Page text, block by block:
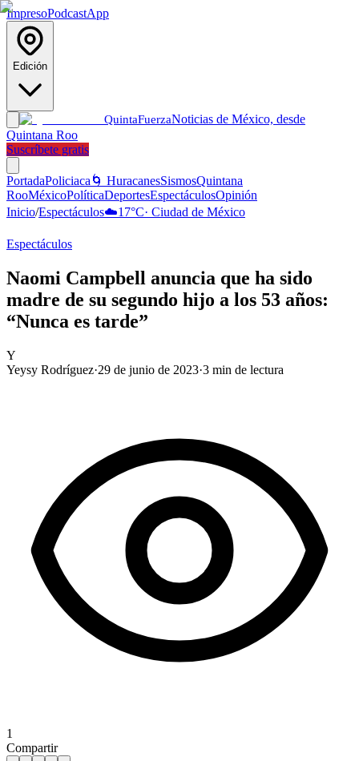
ImpresoPodcastApp
Edición
QuintaFuerzaNoticias de México, desde
Quintana Roo
Suscríbete gratis
PortadaPoliciaca 🌀 HuracanesSismosQuintana
RooMéxicoPolíticaDeportesEspectáculosOpinión
Inicio/Espectáculos☁️17°C· Ciudad de México
Espectáculos
Naomi Campbell anuncia que ha sido
madre de su segundo hijo a los 53 años:
“Nunca es tarde”
Y
Yeysy Rodríguez·29 de junio de 2023·3 min de lectura
1
Compartir